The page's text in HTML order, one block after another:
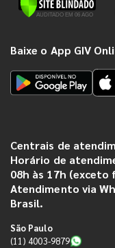
Baixe o App GIV
Centrais de
Horário de
08h às 17h (exceto
Atendimento via
Brasil.
São Paulo
(11) 4003-9879